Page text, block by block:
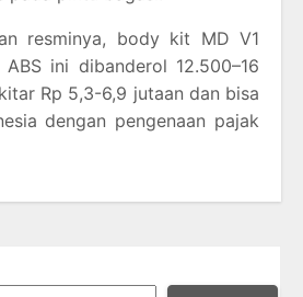
resminya, body kit MD V1
ini dibanderol 12.500–16
Rp 5,3-6,9 jutaan dan bisa
dengan pengenaan pajak